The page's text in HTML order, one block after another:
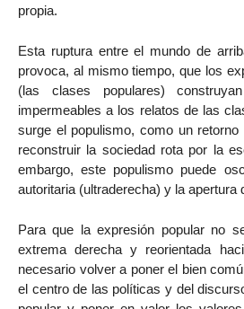
propia.
Esta ruptura entre el mundo de
provoca, al mismo tiempo, que los
(las clases populares)
impermeables a los relatos de las
surge el populismo, como un
reconstruir la sociedad rota por la
embargo, este populismo puede
autoritaria (ultraderecha) y la apertura
Para que la expresión popular no
extrema derecha y reorientada
necesario volver a poner el bien
el centro de las políticas y del